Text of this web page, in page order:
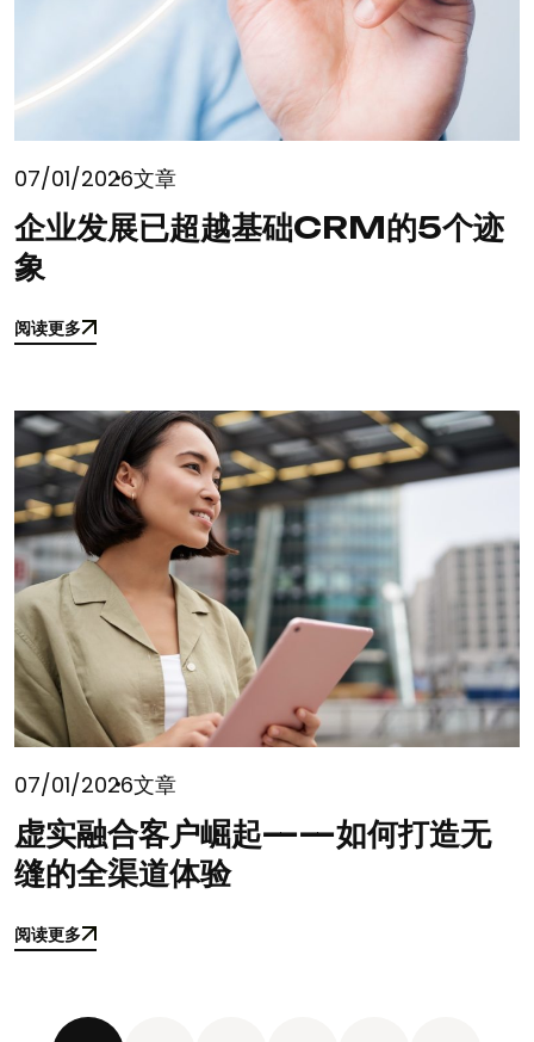
07/01/2026文章
企业发展已超越基础CRM的5个迹
象
阅读更多
阅读更多
07/01/2026文章
虚实融合客户崛起——如何打造无
缝的全渠道体验
阅读更多
阅读更多